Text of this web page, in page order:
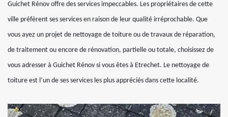
Guichet Rénov offre des services impeccables. Les propriétaires de cette
ville préfèrent ses services en raison de leur qualité irréprochable. Que
vous ayez un projet de nettoyage de toiture ou de travaux de réparation,
de traitement ou encore de rénovation, partielle ou totale, choisissez de
vous adresser à Guichet Rénov si vous êtes à Etrechet. Le nettoyage de
toiture est l’un de ses services les plus appréciés dans cette localité.